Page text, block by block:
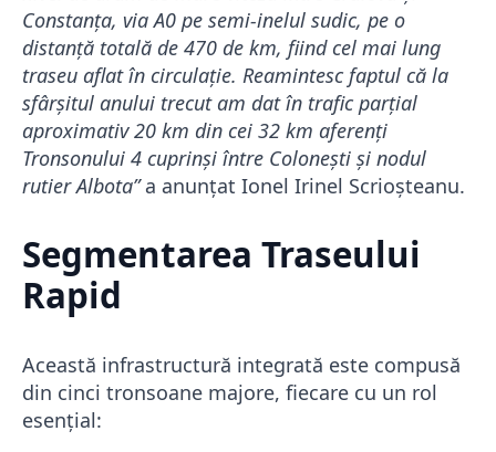
Constanța, via A0 pe semi-inelul sudic, pe o
distanță totală de 470 de km, fiind cel mai lung
traseu aflat în circulație. Reamintesc faptul că la
sfârșitul anului trecut am dat în trafic parțial
aproximativ 20 km din cei 32 km aferenți
Tronsonului 4 cuprinși între Colonești și nodul
rutier Albota”a anunțat Ionel Irinel Scrioșteanu.
Segmentarea Traseului
Rapid
Această infrastructură integrată este compusă
din cinci tronsoane majore, fiecare cu un rol
esențial: